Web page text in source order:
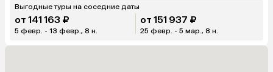
Выгодные туры на соседние даты
от 141 163 ₽
5 февр. - 13 февр., 8 н.
от 151 937 ₽
25 февр. - 5 мар., 8 н.